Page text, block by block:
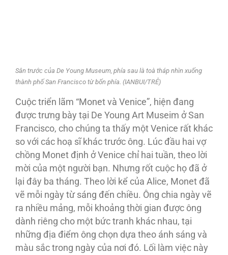
Sân trước của De Young Museum, phía sau là toà tháp nhìn xuống
thành phố San Francisco từ bốn phía. (IANBUI/TRẺ)
Cuộc triển lãm “Monet và Venice”, hiện đang
được trưng bày tại De Young Art Museim ở San
Francisco, cho chúng ta thấy một Venice rất khác
so với các hoạ sĩ khác trước ông. Lúc đầu hai vợ
chồng Monet định ở Venice chỉ hai tuần, theo lời
mời của một người bạn. Nhưng rốt cuộc họ đã ở
lại đây ba tháng. Theo lời kể của Alice, Monet đã
vẽ mỗi ngày từ sáng đến chiều. Ông chia ngày vẽ
ra nhiều mảng, mỗi khoảng thời gian được ông
dành riêng cho một bức tranh khác nhau, tại
những địa điểm ông chọn dựa theo ánh sáng và
màu sắc trong ngày của nơi đó. Lối làm việc này